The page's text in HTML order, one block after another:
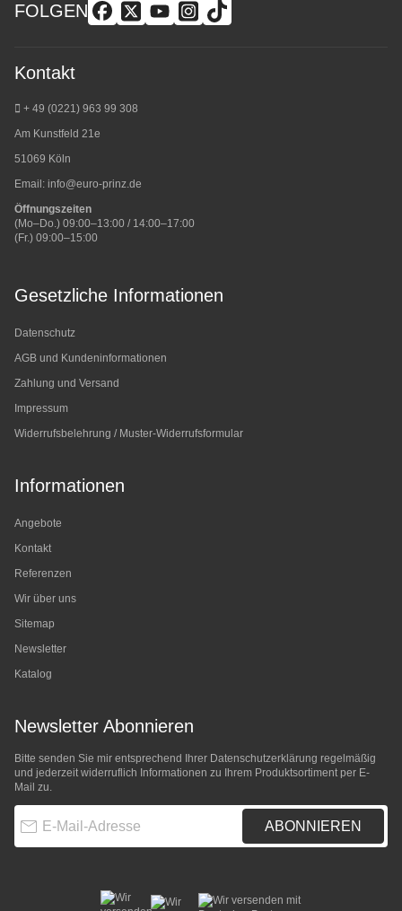
FOLGEN
Kontakt
+ 49 (0221) 963 99 308
Am Kunstfeld 21e
51069 Köln
Email: info@euro-prinz.de
Öffnungszeiten
(Mo–Do.) 09:00–13:00 / 14:00–17:00
(Fr.) 09:00–15:00
Gesetzliche Informationen
Datenschutz
AGB und Kundeninformationen
Zahlung und Versand
Impressum
Widerrufsbelehrung / Muster-Widerrufsformular
Informationen
Angebote
Kontakt
Referenzen
Wir über uns
Sitemap
Newsletter
Katalog
Newsletter Abonnieren
Bitte senden Sie mir entsprechend Ihrer Datenschutzerklärung regelmäßig
und jederzeit widerruflich Informationen zu Ihrem Produktsortiment per E-
Mail zu.
ABONNIEREN